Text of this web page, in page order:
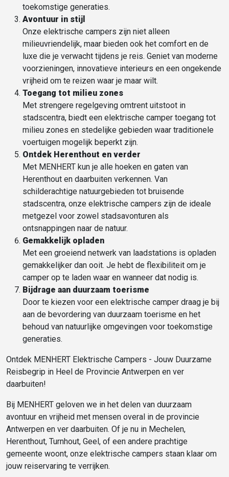
toekomstige generaties.
Avontuur in stijl
Onze elektrische campers zijn niet alleen
milieuvriendelijk, maar bieden ook het comfort en de
luxe die je verwacht tijdens je reis. Geniet van moderne
voorzieningen, innovatieve interieurs en een ongekende
vrijheid om te reizen waar je maar wilt.
Toegang tot milieu zones
Met strengere regelgeving omtrent uitstoot in
stadscentra, biedt een elektrische camper toegang tot
milieu zones en stedelijke gebieden waar traditionele
voertuigen mogelijk beperkt zijn.
Ontdek Herenthout en verder
Met MENHERT kun je alle hoeken en gaten van
Herenthout en daarbuiten verkennen. Van
schilderachtige natuurgebieden tot bruisende
stadscentra, onze elektrische campers zijn de ideale
metgezel voor zowel stadsavonturen als
ontsnappingen naar de natuur.
Gemakkelijk opladen
Met een groeiend netwerk van laadstations is opladen
gemakkelijker dan ooit. Je hebt de flexibiliteit om je
camper op te laden waar en wanneer dat nodig is.
Bijdrage aan duurzaam toerisme
Door te kiezen voor een elektrische camper draag je bij
aan de bevordering van duurzaam toerisme en het
behoud van natuurlijke omgevingen voor toekomstige
generaties.
Ontdek MENHERT Elektrische Campers - Jouw Duurzame
Reisbegrip in Heel de Provincie Antwerpen en ver
daarbuiten!
Bij MENHERT geloven we in het delen van duurzaam
avontuur en vrijheid met mensen overal in de provincie
Antwerpen en ver daarbuiten. Of je nu in Mechelen,
Herenthout, Turnhout, Geel, of een andere prachtige
gemeente woont, onze elektrische campers staan klaar om
jouw reiservaring te verrijken.